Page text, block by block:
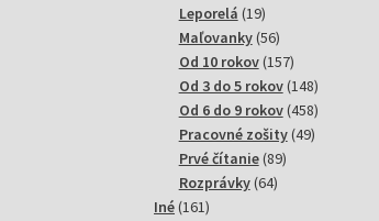
produktov
Leporelá 1919
produktov
Maľovanky 5656
produktov
Od 10 rokov 157157
produktov
Od 3 do 5 rokov 148148
produktov
Od 6 do 9 rokov 458458
produktov
Pracovné zošity 4949
Prvé čítanie 8989
Rozprávky 6464
Iné 161161